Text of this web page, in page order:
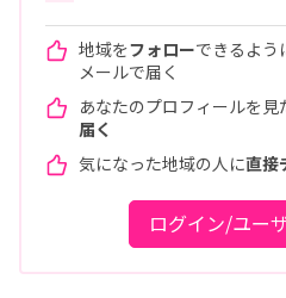
地域をフォローできるよう
メールで届く
あなたのプロフィールを見
届く
気になった地域の人に直接
ログイン/ユー